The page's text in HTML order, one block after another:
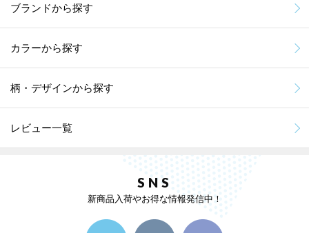
ブランドから探す
カラーから探す
柄・デザインから探す
レビュー一覧
SNS
新商品入荷やお得な情報発信中！